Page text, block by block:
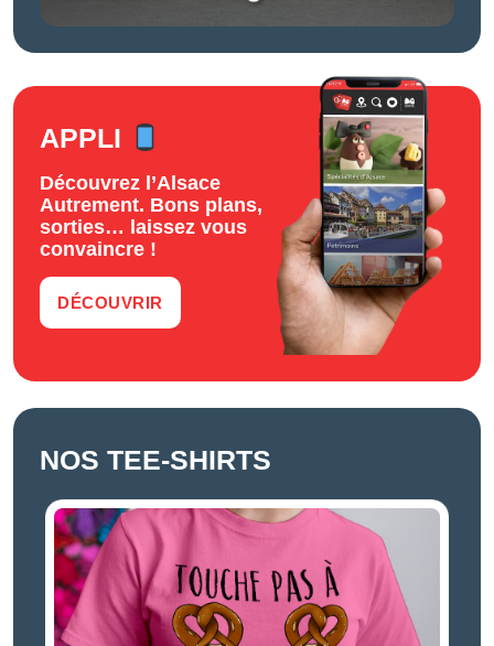
APPLI
Découvrez l’Alsace
Autrement. Bons plans,
sorties… laissez vous
convaincre !
DÉCOUVRIR
NOS TEE-SHIRTS